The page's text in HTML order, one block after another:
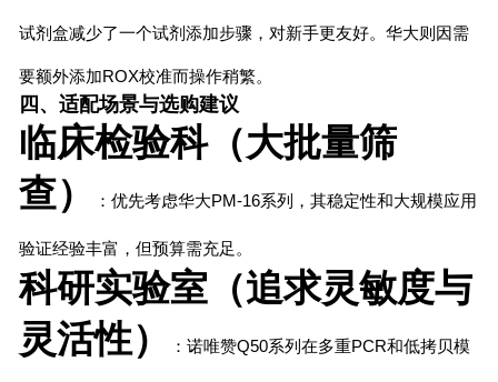
试剂盒减少了一个试剂添加步骤，对新手更友好。华大则因需
要额外添加ROX校准而操作稍繁。
四、适配场景与选购建议
临床检验科（大批量筛
查）
：优先考虑华大PM-16系列，其稳定性和大规模应用
验证经验丰富，但预算需充足。
科研实验室（追求灵敏度与
灵活性）
：诺唯赞Q50系列在多重PCR和低拷贝模